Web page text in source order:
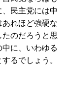
民主党には中
れほど強硬な
のだろうと思
に、いわゆる
るでしょう。